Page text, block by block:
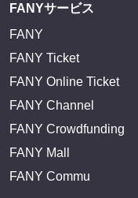
FANYサービス
FANY
FANY Ticket
FANY Online Ticket
FANY Channel
FANY Crowdfunding
FANY Mall
FANY Commu